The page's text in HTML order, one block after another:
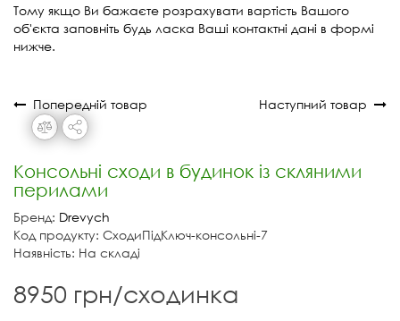
Тому якщо Ви бажаєте розрахувати вартість Вашого
об'єкта заповніть будь ласка Ваші контактні дані в формі
нижче.
Попередній товар Наступний товар
Консольні сходи в будинок із скляними
перилами
Бренд: Drevych
Код продукту: СходиПідКлюч-консольні-7
Наявність: На складі
8950 грн/сходинка